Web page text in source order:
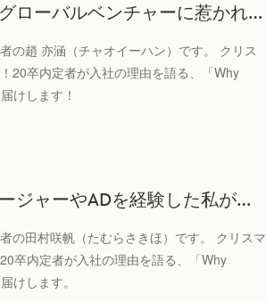
ローバルベンチャーに惹かれ…
の趙 亦涵（チャオイーハン）です。 クリス
20卒内定者が入社の理由を語る、「Why
けします！
ジャーやADを経験した私が…
の田村咲帆（たむらさきほ）です。 クリスマ
卒内定者が入社の理由を語る、「Why
けします。